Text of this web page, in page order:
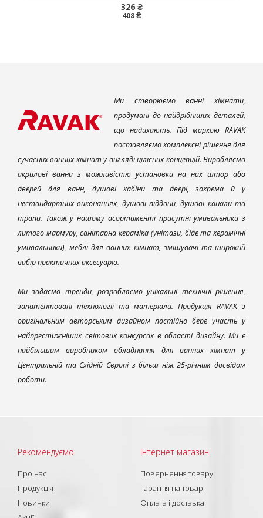
326 ₴
408 ₴
Ми створюємо ванні кімнати,
продумані до найдрібніших деталей,
що надихають. Під маркою RAVAK
поставляємо комплексні рішення для
сучасних ванних кімнат у вигляді цілісних концепцій. Виробляємо
акрилові ванни з можливістю установки на них штор або
дверей для ванн, душові кабіни та двері, зокрема й у
нестандартних виконаннях, душові піддони, душові канали та
трапи. Також у нашому асортименті присутні умивальники з
литого мармуру, санітарна кераміка (унітази, біде та керамічні
умивальники), меблі для ванних кімнат, змішувачі та широкий
вибір практичних аксесуарів.
Ми задаємо тренди, розробляємо унікальні технічні рішення,
запатентовані технології та матеріали. Продукція RAVAK з
оригінальним авторським дизайном постійно бере участь у
найпрестижніших світових конкурсах в області дизайну. Ми є
найбільшим виробником обладнання для ванних кімнат у
Центральній та Східній Європі з більш ніж 25-річним досвідом
роботи.
Рекомендуємо
Про нас
Продукція
Новинки
Інтернет магазин
Повернення товару
Гарантія на товар
Оплата і доставка